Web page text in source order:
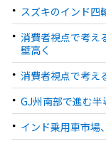
スズキのインド四
消費者視点で考え
壁高く
消費者視点で考え
GJ州南部で進む半
インド乗用車市場